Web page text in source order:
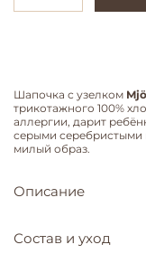
Шапочка с узелком
трикотажного 100%
аллергии, дарит
серыми
милый образ.
Описание
Состав и уход